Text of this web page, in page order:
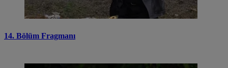
14. Bölüm Fragmanı